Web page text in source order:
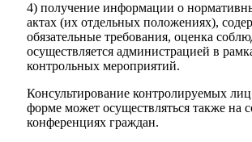
4) получение информации о
актах (их отдельных положениях),
обязательные требования, оценка
осуществляется администрацией в
контрольных мероприятий.
Консультирование контролируемых
форме может осуществляться также на
конференциях граждан.